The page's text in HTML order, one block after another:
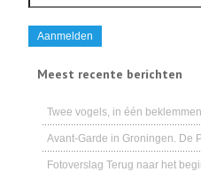
Meest recente berichten
Twee vogels, in één
Avant-Garde in Groningen. De
Fotoverslag Terug naar het